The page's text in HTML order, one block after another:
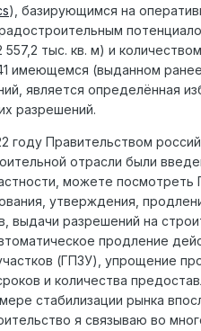
), базирующимся на
тыс. кв. м) и
имеющемся (выданном
является определённая
разрешений.
году Правительством
отрасли были
можете
утверждения,
выдачи разрешений на
продление
(ГПЗУ), упрощение
и количества
стабилизации рынка
я связываю во